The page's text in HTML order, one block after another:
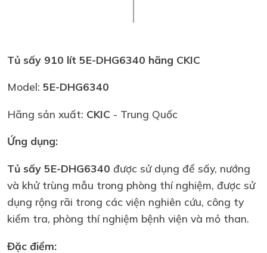
Tủ sấy 910 lít 5E-DHG6340 hãng CKIC
Model: 5E-DHG6340
Hãng sản xuất: CKIC - Trung Quốc
Ứng dụng:
Tủ sấy 5E-DHG6340 được sử dụng để sấy, nướng
và khử trùng mẫu trong phòng thí nghiệm, được sử
dụng rộng rãi trong các viện nghiên cứu, công ty
kiểm tra, phòng thí nghiệm bệnh viện và mỏ than.
Đặc điểm: